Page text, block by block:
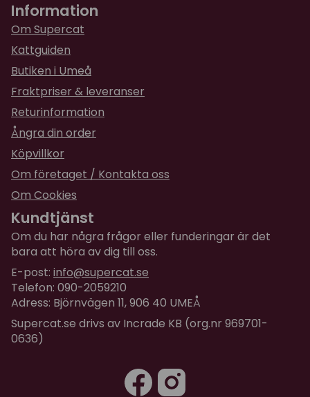
Information
Om Supercat
Kattguiden
Butiken i Umeå
Fraktpriser & leveranser
Returinformation
Ångra din order
Köpvillkor
Om företaget / Kontakta oss
Om Cookies
Kundtjänst
Om du har några frågor eller funderingar är det
bara att höra av dig till oss.
E-post: info@supercat.se
Telefon: 090-2059210
Adress: Björnvägen 11, 906 40 UMEÅ
Supercat.se drivs av Incrade KB (org.nr 969701-
0636)